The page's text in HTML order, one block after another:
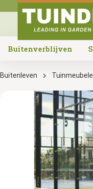
search Skip to main
Buitenverblijven
Buitenleven